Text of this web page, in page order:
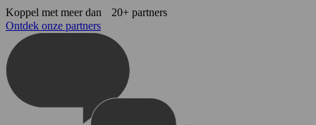
Koppel met meer dan 20+ partners
Ontdek onze partners